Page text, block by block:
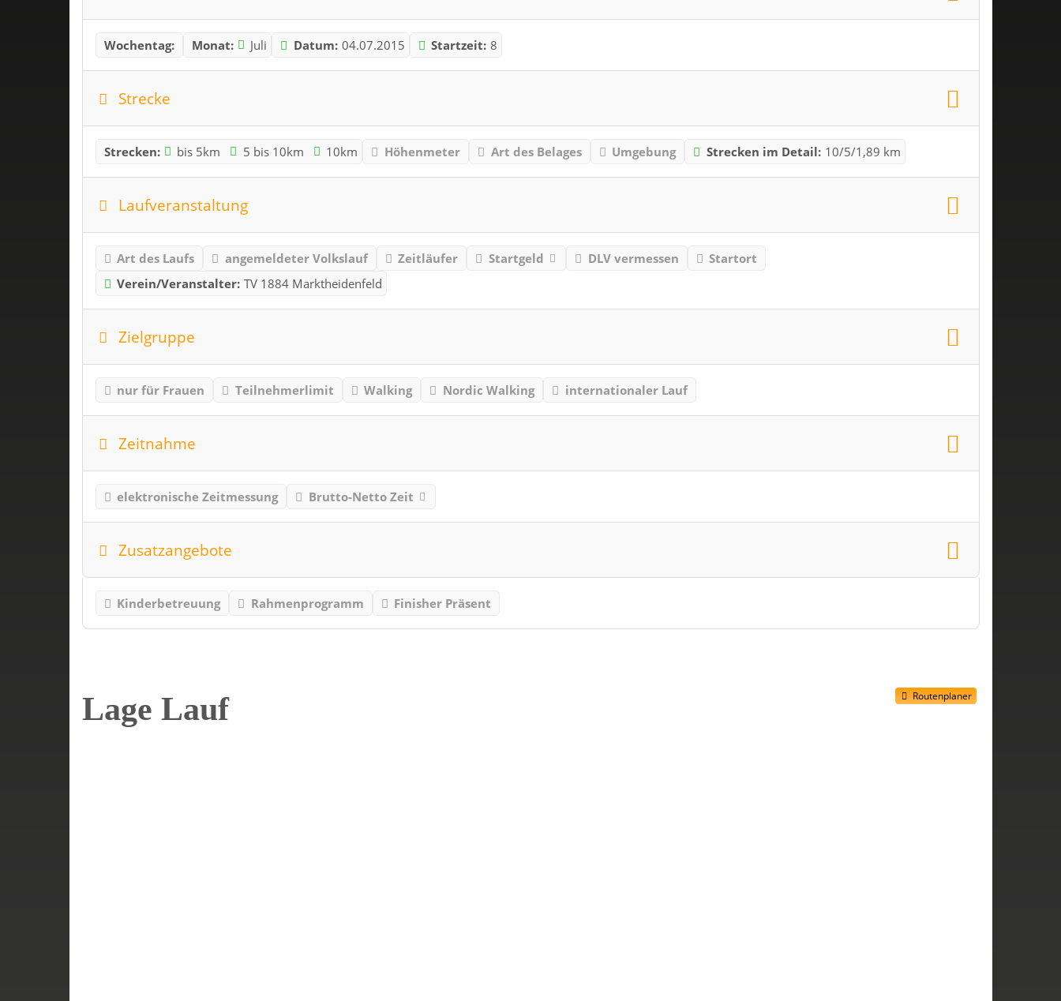
Wochentag: Monat: Juli Datum: 04.07.2015 Startzeit: 8
Strecke
Strecken: bis 5km 5 bis 10km 10km Höhenmeter Art des Belages Umgebung Strecken im Detail: 10/5/1,89 km
Laufveranstaltung
Art des Laufs angemeldeter Volkslauf Zeitläufer Startgeld DLV vermessen
Startort
Verein/Veranstalter: TV 1884 Marktheidenfeld
Zielgruppe
nur für Frauen Teilnehmerlimit Walking Nordic Walking internationaler Lauf
Zeitnahme
elektronische Zeitmessung Brutto-Netto Zeit
Zusatzangebote
Kinderbetreuung Rahmenprogramm Finisher Präsent
Lage Lauf Routenplaner